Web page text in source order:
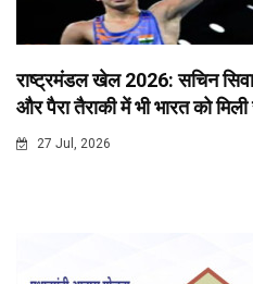
राष्ट्रमंडल खेल 2026: सचिन
और पैरा तैराकी में भी भारत को
27 Jul, 2026